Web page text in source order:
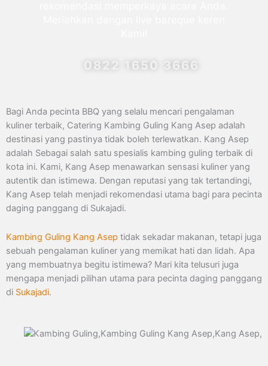
0822 1650 3666
Bagi Anda pecinta BBQ yang selalu mencari pengalaman
kuliner terbaik, Catering Kambing Guling Kang Asep adalah
destinasi yang pastinya tidak boleh terlewatkan. Kang Asep
adalah Sebagai salah satu spesialis kambing guling terbaik di
kota ini. Kami, Kang Asep menawarkan sensasi kuliner yang
autentik dan istimewa. Dengan reputasi yang tak tertandingi,
Kang Asep telah menjadi rekomendasi utama bagi para pecinta
daging panggang di Sukajadi.
Kambing Guling Kang Asep tidak sekadar makanan, tetapi juga
sebuah pengalaman kuliner yang memikat hati dan lidah. Apa
yang membuatnya begitu istimewa? Mari kita telusuri juga
mengapa menjadi pilihan utama para pecinta daging panggang
di Sukajadi.